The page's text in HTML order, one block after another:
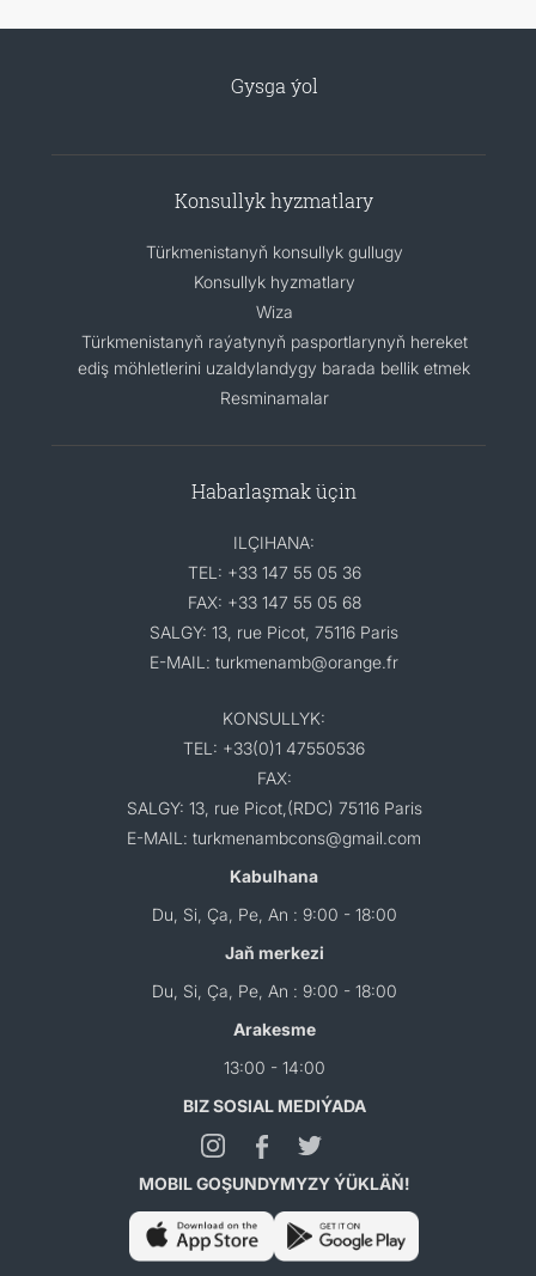
Gysga ýol
Konsullyk hyzmatlary
Türkmenistanyň konsullyk gullugy
Konsullyk hyzmatlary
Wiza
Türkmenistanyň raýatynyň pasportlarynyň hereket
ediş möhletlerini uzaldylandygy barada bellik etmek
Resminamalar
Habarlaşmak üçin
ILÇIHANA:
TEL: +33 147 55 05 36
FAX: +33 147 55 05 68
SALGY: 13, rue Picot, 75116 Paris
E-MAIL: turkmenamb@orange.fr
KONSULLYK:
TEL: +33(0)1 47550536
FAX:
SALGY: 13, rue Picot,(RDC) 75116 Paris
E-MAIL: turkmenambcons@gmail.com
Kabulhana
Du, Si, Ça, Pe, An : 9:00 - 18:00
Jaň merkezi
Du, Si, Ça, Pe, An : 9:00 - 18:00
Arakesme
13:00 - 14:00
BIZ SOSIAL MEDIÝADA
MOBIL GOŞUNDYMYZY ÝÜKLÄŇ!